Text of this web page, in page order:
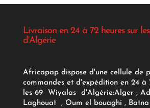
Livraison en 24 à 72 heures sur
d'Algérie
Africapap dispose d'une cellule de
commandes et d'expédition en 24 à
les 69 Wiyalas d'Algérie:Alger ,
Laghouat , Oum el bouaghi , Batna